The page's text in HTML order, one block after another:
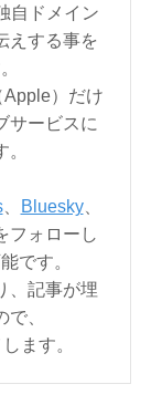
自ドメイン
えする事を
）だけ
サービスに
、 Bluesky、
フォローし
です。
、記事が埋
、
ます。